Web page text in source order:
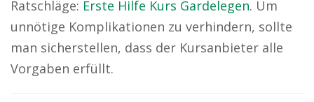
Ratschläge: Erste Hilfe Kurs Gardelegen. Um
unnötige Komplikationen zu verhindern, sollte
man sicherstellen, dass der Kursanbieter alle
Vorgaben erfüllt.